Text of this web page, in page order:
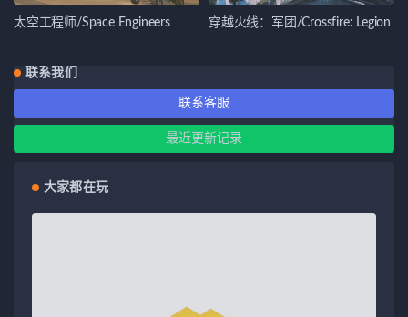
太空工程师/Space Engineers 穿越火线：军团/Crossfire: Legion
联系我们
联系客服
最近更新记录
大家都在玩